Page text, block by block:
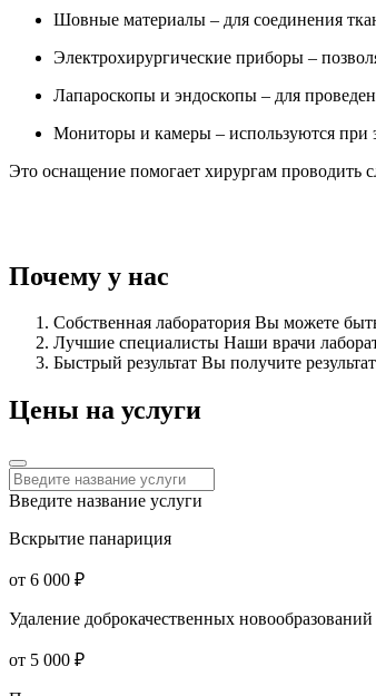
Шовные материалы – для соединения
Электрохирургические приборы –
Лапароскопы и эндоскопы – для
Мониторы и камеры – используются при
Это оснащение помогает хирургам
Почему у нас
Собственная лаборатория Вы можете
Лучшие специалисты Наши врачи
Быстрый результат Вы получите
Цены на услуги
Введите название услуги
Вскрытие панариция
от 6 000 ₽
Удаление доброкачественных
от 5 000 ₽